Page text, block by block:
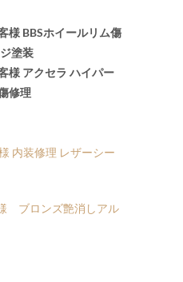
様 BBSホイールリム傷
塗装
様 アクセラ ハイパー
修理
内装修理 レザーシー
ブロンズ艶消しアル